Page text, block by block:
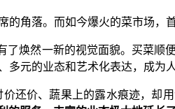
角落。而如今爆火的菜市场，
焕然一新的视觉面貌。买菜顺
元的业态和艺术化表达，成为
价、蔬果上的露水痕迹，却